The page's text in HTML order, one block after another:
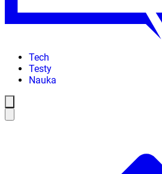
Tech
Testy
Nauka